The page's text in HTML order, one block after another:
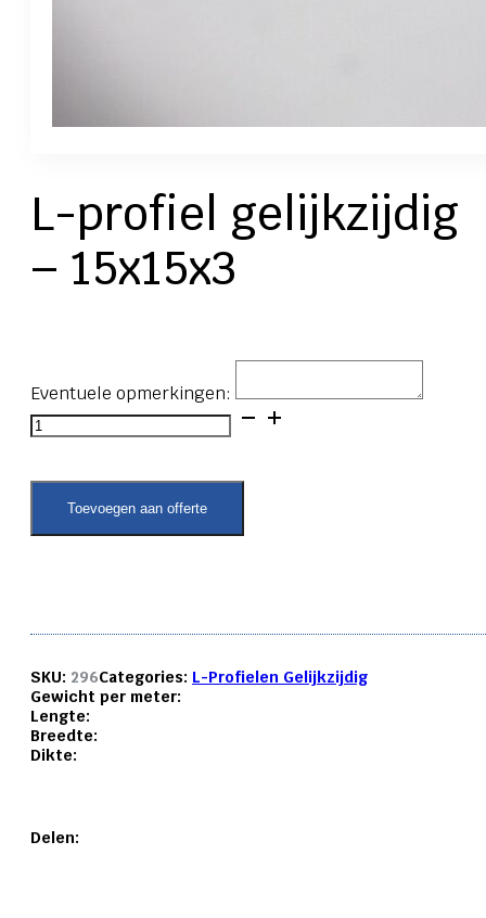
L-profiel gelijkzijdig
– 15x15x3
Eventuele opmerkingen:
L-
profiel
-
15x15x3
aantal
Toevoegen aan offerte
SKU: 296Categories: L-Profielen Gelijkzijdig
Gewicht per meter:
Lengte:
Breedte:
Dikte:
Delen: